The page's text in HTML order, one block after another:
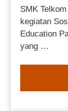
SMK
kegiatan
Education
yang …